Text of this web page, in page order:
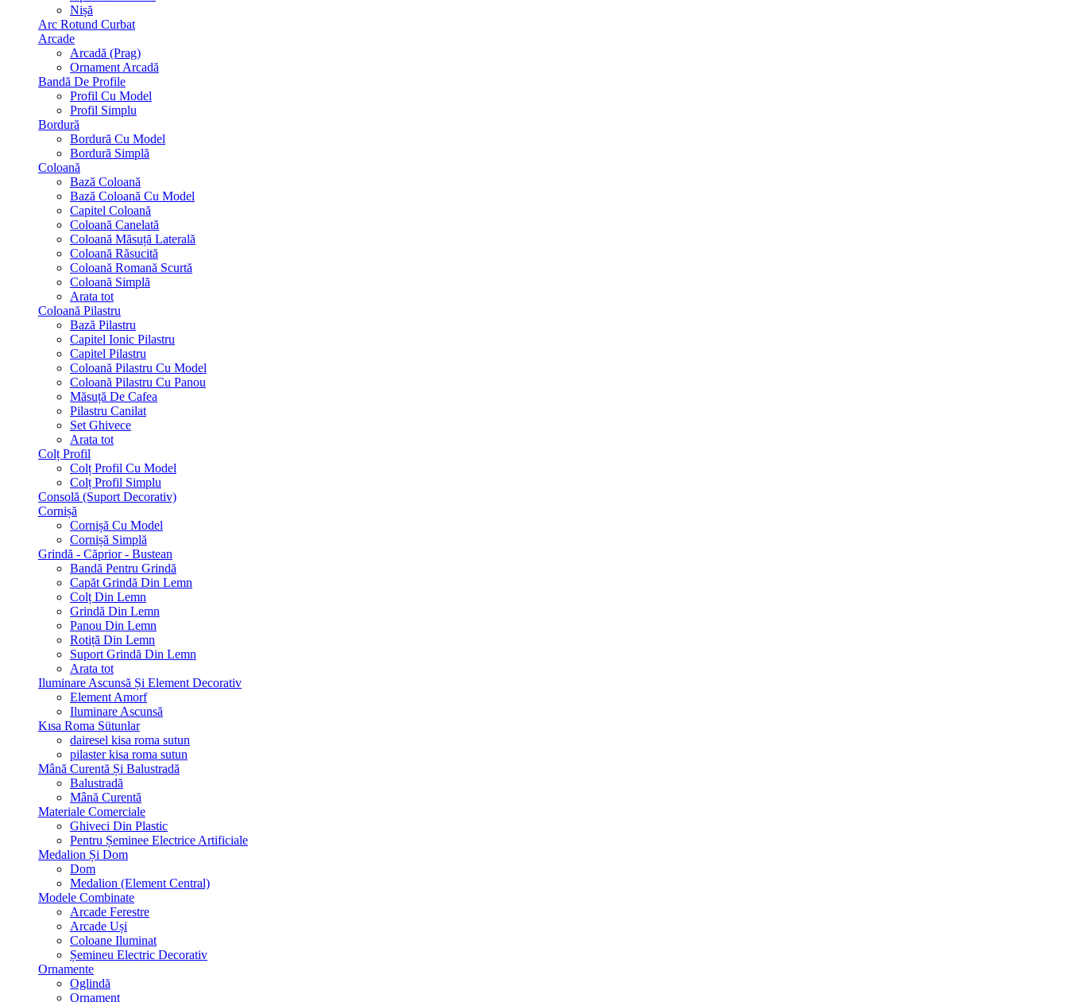
Nișă
Arc Rotund Curbat
Arcade
Arcadă (Prag)
Ornament Arcadă
Bandă De Profile
Profil Cu Model
Profil Simplu
Bordură
Bordură Cu Model
Bordură Simplă
Coloană
Bază Coloană
Bază Coloană Cu Model
Capitel Coloană
Coloană Canelată
Coloană Măsuță Laterală
Coloană Răsucită
Coloană Romană Scurtă
Coloană Simplă
Arata tot
Coloană Pilastru
Bază Pilastru
Capitel Ionic Pilastru
Capitel Pilastru
Coloană Pilastru Cu Model
Coloană Pilastru Cu Panou
Măsuță De Cafea
Pilastru Canilat
Set Ghivece
Arata tot
Colț Profil
Colț Profil Cu Model
Colț Profil Simplu
Consolă (Suport Decorativ)
Cornișă
Cornișă Cu Model
Cornișă Simplă
Grindă - Căprior - Bustean
Bandă Pentru Grindă
Capăt Grindă Din Lemn
Colț Din Lemn
Grindă Din Lemn
Panou Din Lemn
Rotiță Din Lemn
Suport Grindă Din Lemn
Arata tot
Iluminare Ascunsă Și Element Decorativ
Element Amorf
Iluminare Ascunsă
Kısa Roma Sütunlar
dairesel kisa roma sutun
pilaster kisa roma sutun
Mână Curentă Și Balustradă
Balustradă
Mână Curentă
Materiale Comerciale
Ghiveci Din Plastic
Pentru Șeminee Electrice Artificiale
Medalion Și Dom
Dom
Medalion (Element Central)
Modele Combinate
Arcade Ferestre
Arcade Uși
Coloane Iluminat
Șemineu Electric Decorativ
Ornamente
Oglindă
Ornament